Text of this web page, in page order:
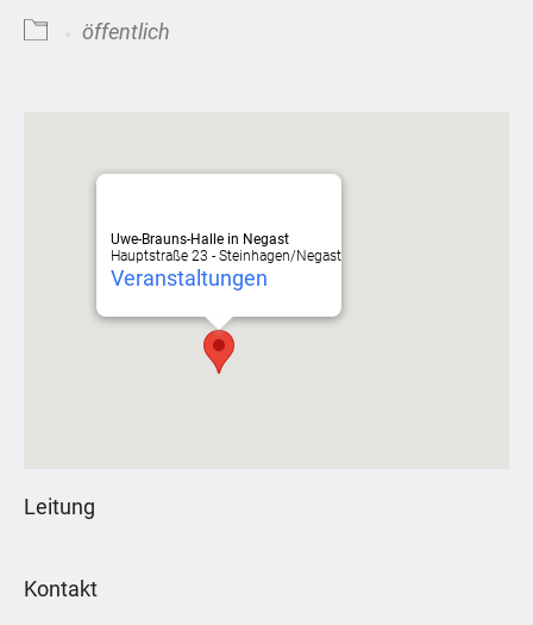
öffentlich
Uwe-Brauns-Halle in Negast
Hauptstraße 23 - Steinhagen/Negast
Veranstaltungen
Leitung
Kontakt